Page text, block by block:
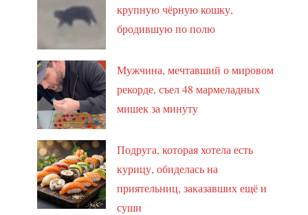
крупную чёрную кошку,
бродившую по полю
Мужчина, мечтавший о мировом
рекорде, съел 48 мармеладных
мишек за минуту
Подруга, которая хотела есть
курицу, обиделась на
приятельниц, заказавших ещё и
суши